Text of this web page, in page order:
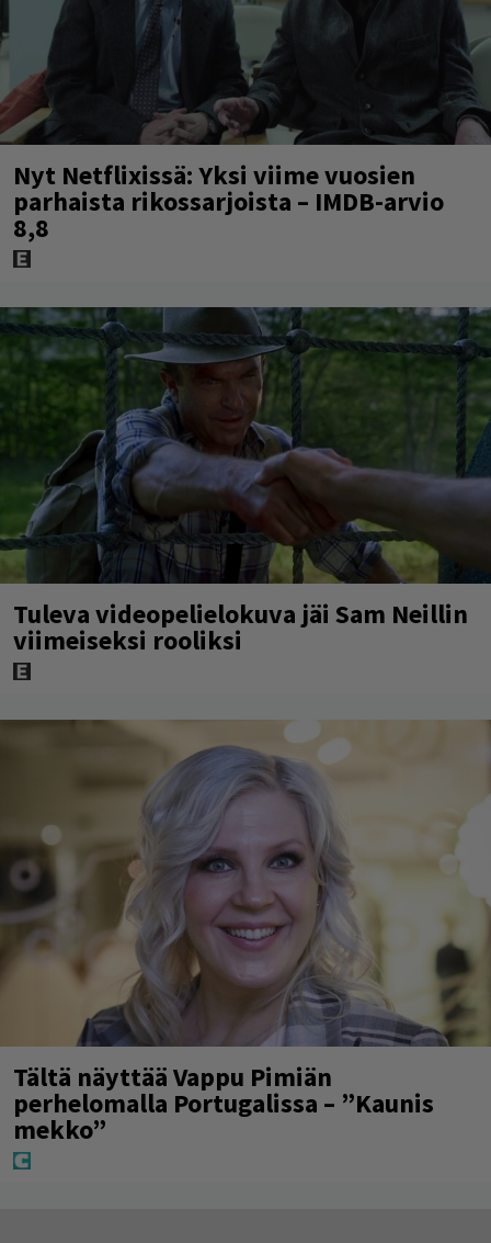
Nyt Netflixissä: Yksi viime vuosien
parhaista rikossarjoista – IMDB-arvio
8,8
Tuleva videopelielokuva jäi Sam Neillin
viimeiseksi rooliksi
Tältä näyttää Vappu Pimiän
perhelomalla Portugalissa – ”Kaunis
mekko”